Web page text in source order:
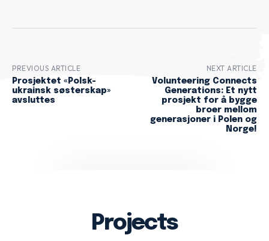
PREVIOUS ARTICLE
Prosjektet «Polsk-
ukrainsk søsterskap»
avsluttes
NEXT ARTICLE
Volunteering Connects
Generations: Et nytt
prosjekt for å bygge
broer mellom
generasjoner i Polen og
Norge!
Projects